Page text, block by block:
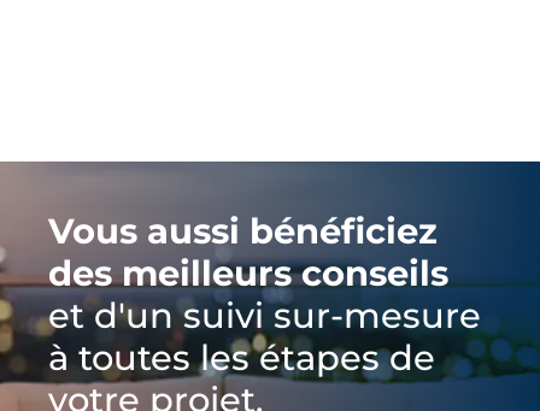
Vous aussi bénéficiez
des meilleurs conseils
et d'un suivi sur-mesure
à toutes les étapes de
votre projet.